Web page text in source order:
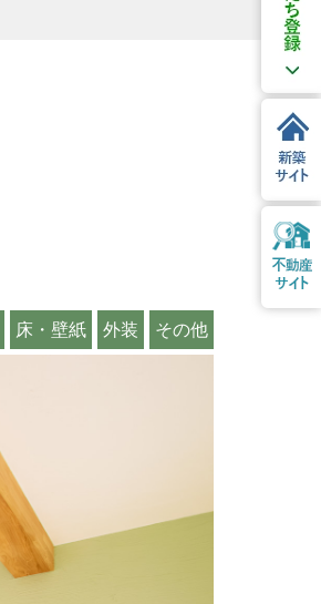
床・壁紙 外装 その他